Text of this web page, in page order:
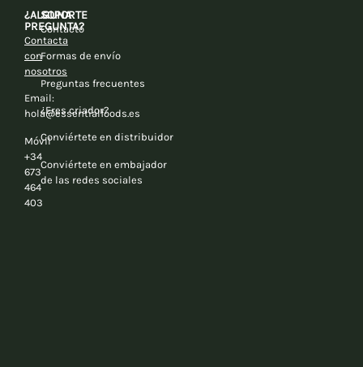
¿ALGUNA
PREGUNTA?
Contacta
con
nosotros
Email:
hola@essentialfoods.es
Móvil
+34
673
464
403
SOPORTE
Contacto
Formas de envío
Preguntas frecuentes
¿Eres criador?
Conviértete en distribuidor
Conviértete en embajador
de las redes sociales